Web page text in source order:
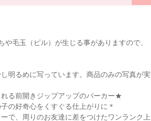
毛玉（ピル）が生じる事がありますので、
明るめに写っています。商品のみの写真が実
る前開きジップアップのパーカー★
の好奇心をくすぐる仕上がりに＊
で、周りのお友達に差をつけたワンランク上